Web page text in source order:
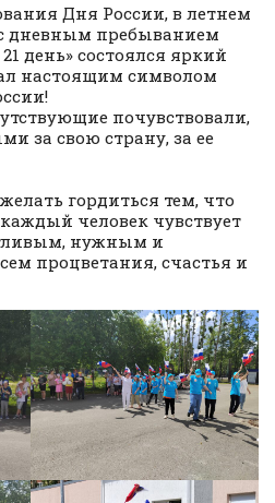
Дня России, в летнем
дневным пребыванием
день» состоялся яркий
настоящим символом
почувствовали,
за свою страну, за ее
гордиться тем, что
человек чувствует
нужным и
процветания, счастья и